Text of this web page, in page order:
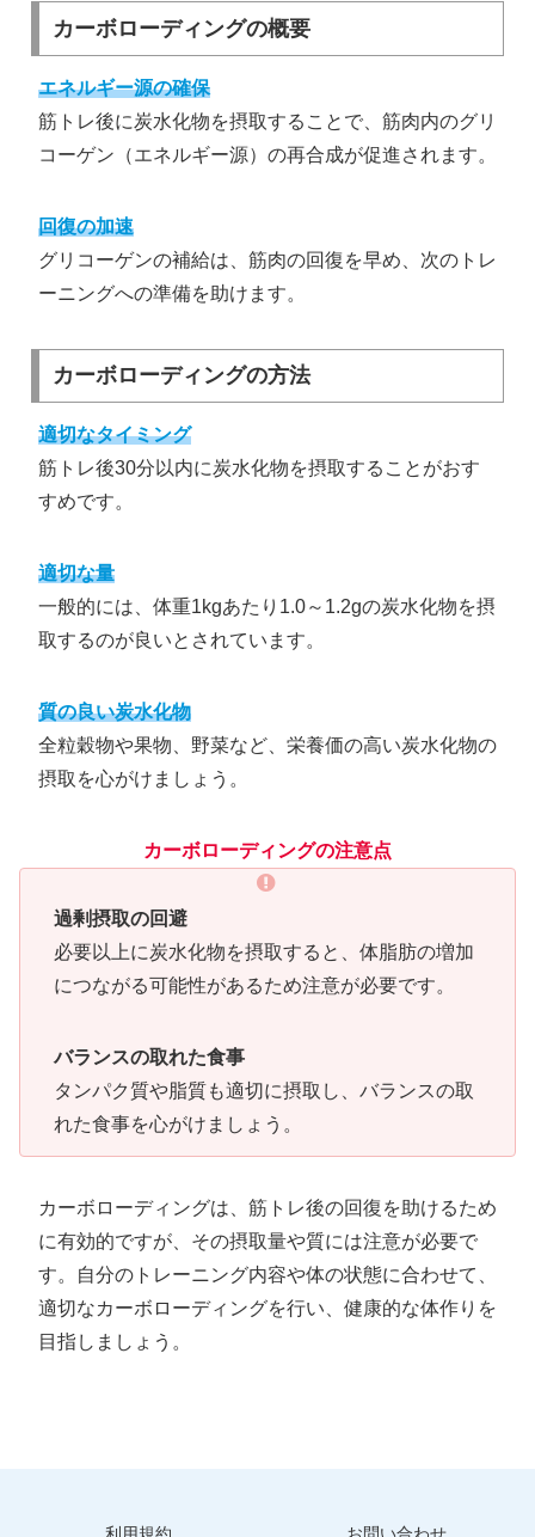
カーボローディングの概要
エネルギー源の確保
筋トレ後に炭水化物を摂取することで、筋肉内のグリ
コーゲン（エネルギー源）の再合成が促進されます。
回復の加速
グリコーゲンの補給は、筋肉の回復を早め、次のトレ
ーニングへの準備を助けます。
カーボローディングの方法
適切なタイミング
筋トレ後30分以内に炭水化物を摂取することがおす
すめです。
適切な量
一般的には、体重1kgあたり1.0～1.2gの炭水化物を摂
取するのが良いとされています。
質の良い炭水化物
全粒穀物や果物、野菜など、栄養価の高い炭水化物の
摂取を心がけましょう。
カーボローディングの注意点
過剰摂取の回避
必要以上に炭水化物を摂取すると、体脂肪の増加
につながる可能性があるため注意が必要です。
バランスの取れた食事
タンパク質や脂質も適切に摂取し、バランスの取
れた食事を心がけましょう。
カーボローディングは、筋トレ後の回復を助けるため
に有効的ですが、その摂取量や質には注意が必要で
す。自分のトレーニング内容や体の状態に合わせて、
適切なカーボローディングを行い、健康的な体作りを
目指しましょう。
利用規約 お問い合わせ